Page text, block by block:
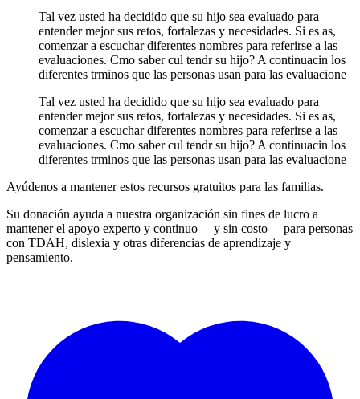
Tal vez usted ha decidido que su hijo sea evaluado para
entender mejor sus retos, fortalezas y necesidades. Si es as,
comenzar a escuchar diferentes nombres para referirse a las
evaluaciones. Cmo saber cul tendr su hijo? A continuacin los
diferentes trminos que las personas usan para las evaluacione
Tal vez usted ha decidido que su hijo sea evaluado para
entender mejor sus retos, fortalezas y necesidades. Si es as,
comenzar a escuchar diferentes nombres para referirse a las
evaluaciones. Cmo saber cul tendr su hijo? A continuacin los
diferentes trminos que las personas usan para las evaluacione
Ayúdenos a mantener estos recursos gratuitos para las familias.
Su donación ayuda a nuestra organización sin fines de lucro a
mantener el apoyo experto y continuo —y sin costo— para personas
con TDAH, dislexia y otras diferencias de aprendizaje y
pensamiento.